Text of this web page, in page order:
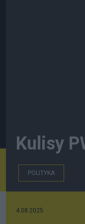
Kulisy
POLITYKA
4.08.2025